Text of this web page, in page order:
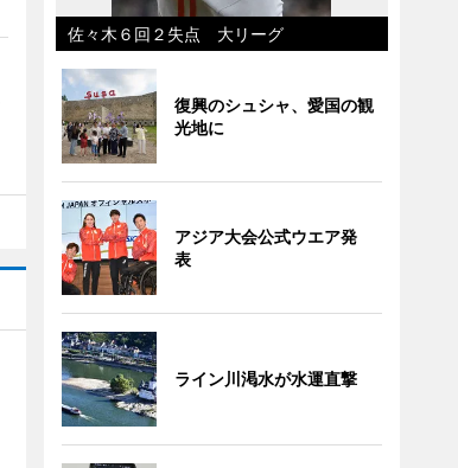
佐々木６回２失点 大リーグ
復興のシュシャ、愛国の観
光地に
アジア大会公式ウエア発
表
ライン川渇水が水運直撃